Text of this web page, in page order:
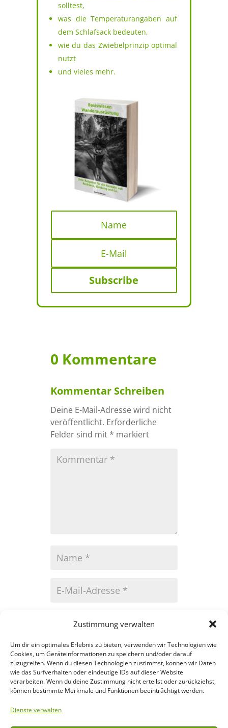
Zustimmung verwalten
Um dir ein optimales Erlebnis zu bieten, verwenden wir Technologien wie
Cookies, um Geräteinformationen zu speichern und/oder darauf
zuzugreifen. Wenn du diesen Technologien zustimmst, können wir Daten
wie das Surfverhalten oder eindeutige IDs auf dieser Website
verarbeiten. Wenn du deine Zustimmung nicht erteilst oder zurückziehst,
können bestimmte Merkmale und Funktionen beeinträchtigt werden.
Dienste verwalten
solltest,
was die Temperaturangaben auf
dem Schlafsack bedeuten,
wie du das Zwiebelprinzip optimal
nutzt
und vieles mehr.
Subscribe
0 Kommentare
Kommentar Schreiben
Deine E-Mail-Adresse wird nicht
veröffentlicht. Erforderliche
Felder sind mit * markiert
Kommentar
Absenden